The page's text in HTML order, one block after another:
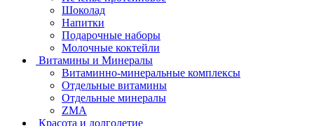
Шоколад
Напитки
Подарочные наборы
Молочные коктейли
Витамины и Минералы
Витаминно-минеральные комплексы
Отдельные витамины
Отдельные минералы
ZMA
Красота и долголетие